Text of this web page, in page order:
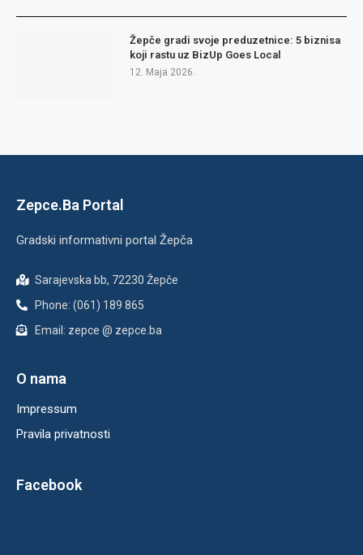
Žepče gradi svoje preduzetnice: 5 biznisa
koji rastu uz BizUp Goes Local
12. Maja 2026.
Zepce.Ba Portal
Gradski informativni portal Žepča
Sarajevska bb, 72230 Žepče
Phone: (061) 189 865
Email: zepce @ zepce.ba
O nama
Impressum
Pravila privatnosti
Facebook